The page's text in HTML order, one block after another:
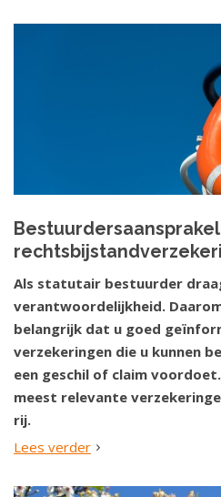
Als statutair bestuurder
verantwoordelijkheid.
belangrijk dat u goed
verzekeringen die u kunnen
een geschil of claim
meest relevante
rij.
Lees verder